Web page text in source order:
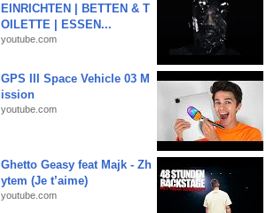
EINRICHTEN | BETTEN & T
OILETTE | ESSEN...
youtube.com
GPS III Space Vehicle 03 M
ission
youtube.com
Ghetto Geasy feat Majk - Zh
ytem (Je t’aime)
youtube.com